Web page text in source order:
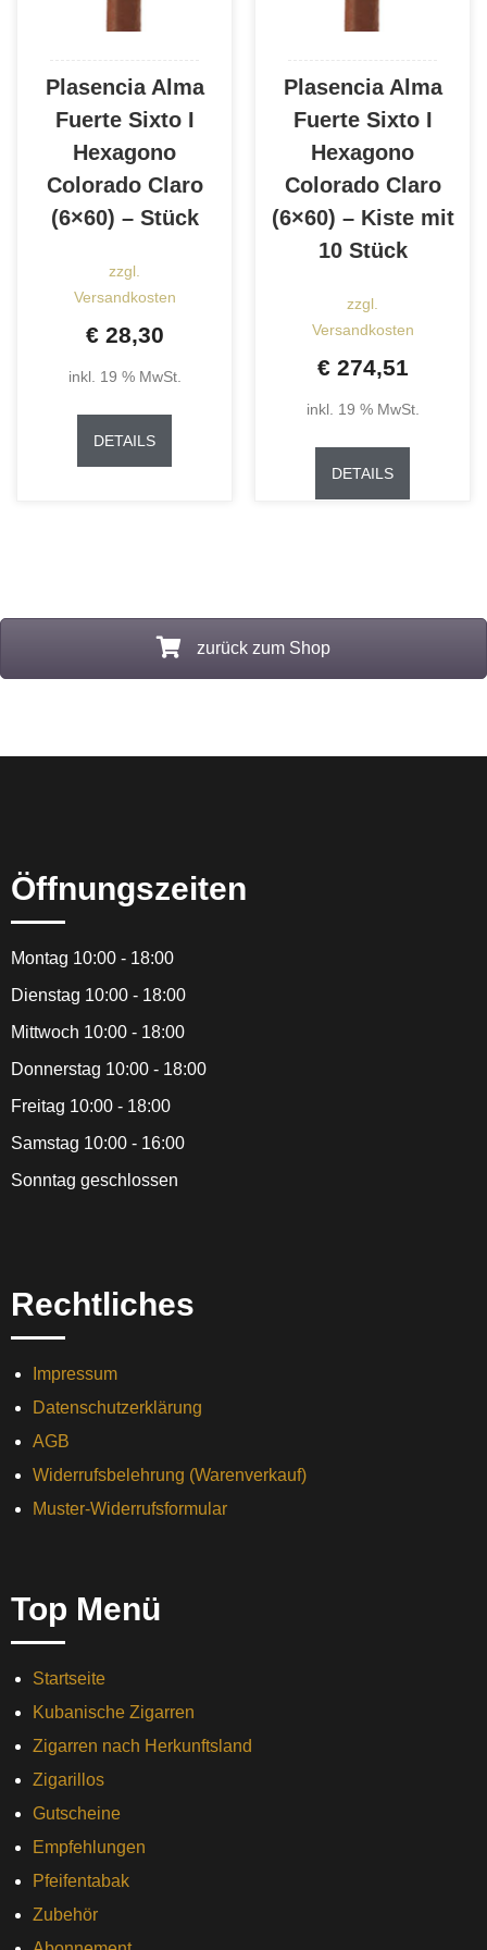
Plasencia Alma
Fuerte Sixto I
Hexagono
Colorado Claro
(6×60) – Stück
zzgl.
Versandkosten
€28,30
inkl. 19 % MwSt.
DETAILS
Plasencia Alma
Fuerte Sixto I
Hexagono
Colorado Claro
(6×60) – Kiste mit
10 Stück
zzgl.
Versandkosten
€274,51
inkl. 19 % MwSt.
DETAILS
zurück zum Shop
Öffnungszeiten
Montag 10:00 - 18:00
Dienstag 10:00 - 18:00
Mittwoch 10:00 - 18:00
Donnerstag 10:00 - 18:00
Freitag 10:00 - 18:00
Samstag 10:00 - 16:00
Sonntag geschlossen
Rechtliches
Impressum
Datenschutzerklärung
AGB
Widerrufsbelehrung (Warenverkauf)
Muster-Widerrufsformular
Top Menü
Startseite
Kubanische Zigarren
Zigarren nach Herkunftsland
Zigarillos
Gutscheine
Empfehlungen
Pfeifentabak
Zubehör